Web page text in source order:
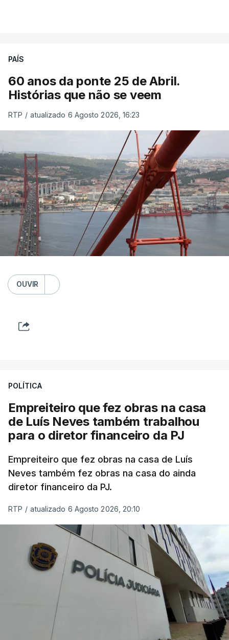
PAÍS
60 anos da ponte 25 de Abril.
Histórias que não se veem
RTP / atualizado 6 Agosto 2026, 16:23
OUVIR
POLÍTICA
Empreiteiro que fez obras na casa
de Luís Neves também trabalhou
para o diretor financeiro da PJ
Empreiteiro que fez obras na casa de Luís
Neves também fez obras na casa do ainda
diretor financeiro da PJ.
RTP / atualizado 6 Agosto 2026, 20:10